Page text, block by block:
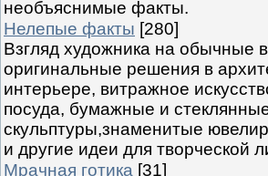
необъяснимые факты.
Нелепые факты [280]
Взгляд художника на обычные
оригинальные решения в
интерьере, витражное
посуда, бумажные и
скульптуры,знаменитые
и другие идеи для творческой
Мрачная готика [31]